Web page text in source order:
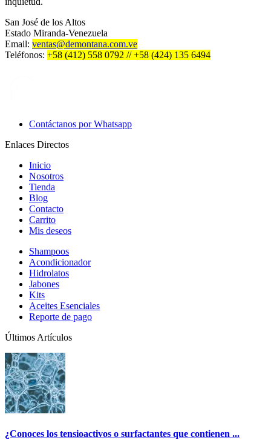
San José de los Altos
Estado Miranda-Venezuela
Email: ventas@demontana.com.ve
Teléfonos: +58 (412) 558 0792 // +58 (424) 135 6494
Contáctanos por Whatsapp
Enlaces Directos
Inicio
Nosotros
Tienda
Blog
Contacto
Carrito
Mis deseos
Shampoos
Acondicionador
Hidrolatos
Jabones
Kits
Aceites Esenciales
Reporte de pago
Últimos Artículos
¿Conoces los tensioactivos o surfactantes que contienen ...